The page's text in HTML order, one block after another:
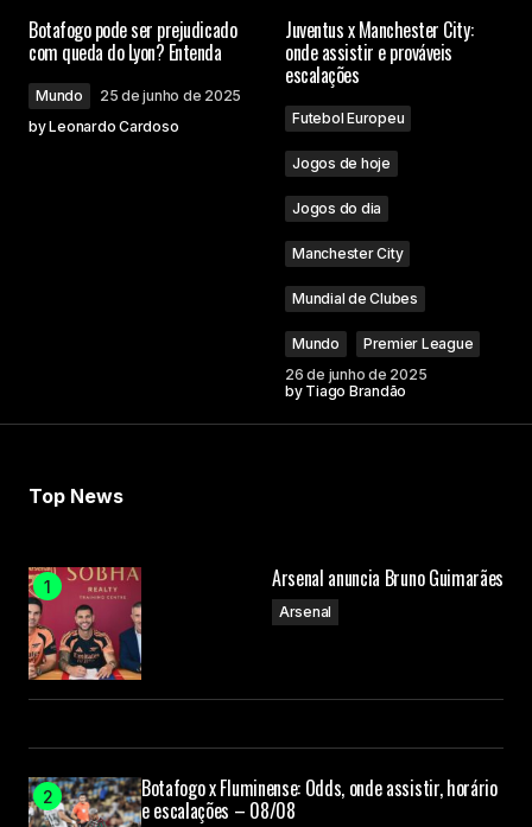
Botafogo pode ser prejudicado
com queda do Lyon? Entenda
Mundo
25 de junho de 2025
byLeonardo Cardoso
Juventus x Manchester City:
onde assistir e prováveis
escalações
Futebol Europeu
Jogos de hoje
Jogos do dia
Manchester City
Mundial de Clubes
Mundo
Premier League
26 de junho de 2025
by Tiago Brandão
Top News
Arsenal anuncia Bruno Guimarães
Arsenal
Botafogo x Fluminense: Odds, onde assistir, horário
e escalações – 08/08